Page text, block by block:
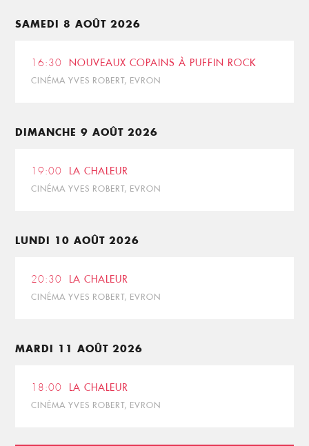
SAMEDI 8 AOÛT 2026
16:30 NOUVEAUX COPAINS À PUFFIN ROCK
CINÉMA YVES ROBERT, EVRON
DIMANCHE 9 AOÛT 2026
19:00 LA CHALEUR
CINÉMA YVES ROBERT, EVRON
LUNDI 10 AOÛT 2026
20:30 LA CHALEUR
CINÉMA YVES ROBERT, EVRON
MARDI 11 AOÛT 2026
18:00 LA CHALEUR
CINÉMA YVES ROBERT, EVRON